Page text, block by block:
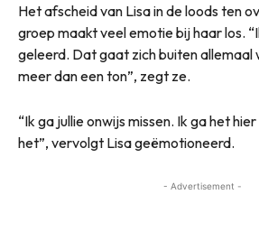
Het afscheid van Lisa in de loods ten
groep maakt veel emotie bij haar los.
geleerd. Dat gaat zich buiten allemaal
meer dan een ton”, zegt ze.
“Ik ga jullie onwijs missen. Ik ga het
het”, vervolgt Lisa geëmotioneerd.
- Advertisement -